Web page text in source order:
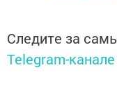
Следите за
Telegram-канале